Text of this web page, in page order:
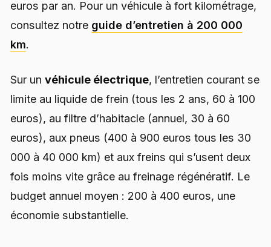
euros par an. Pour un véhicule à fort kilométrage,
consultez notre guide d’entretien à 200 000
km.
Sur un véhicule électrique, l’entretien courant se
limite au liquide de frein (tous les 2 ans, 60 à 100
euros), au filtre d’habitacle (annuel, 30 à 60
euros), aux pneus (400 à 900 euros tous les 30
000 à 40 000 km) et aux freins qui s’usent deux
fois moins vite grâce au freinage régénératif. Le
budget annuel moyen : 200 à 400 euros, une
économie substantielle.